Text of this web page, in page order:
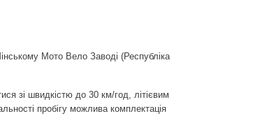
Мото Вело Заводі (Республіка
зі швидкістю до 30 км/год, літієвим
пробігу можлива комплектація